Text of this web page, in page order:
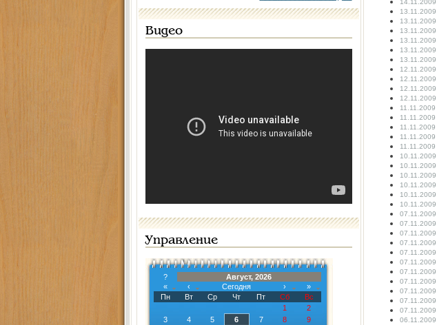
Видео
Управление
?
Август, 2026
«
‹ Сегодня ›
»
Пн
Вт Ср Чт Пт Сб
Вс
1
2
3
4 5 6 7 8
9
14.11.2009
13.11.2009
13.11.2009
13.11.2009
13.11.2009
13.11.2009
13.11.2009
12.11.2009
12.11.2009
12.11.2009
12.11.2009
11.11.2009
11.11.2009
11.11.2009
11.11.2009
11.11.2009
10.11.2009
10.11.2009
10.11.2009
10.11.2009
10.11.2009
10.11.2009
07.11.2009
07.11.2009
07.11.2009
07.11.2009
07.11.2009
07.11.2009
07.11.2009
07.11.2009
07.11.2009
07.11.2009
07.11.2009
06.11.2009